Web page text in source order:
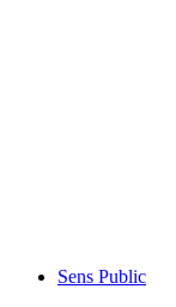
Sens Public